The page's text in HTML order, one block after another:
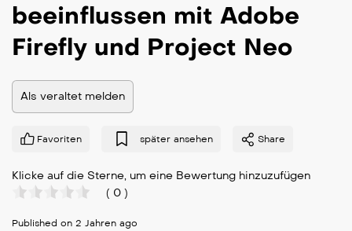
beeinflussen mit Adobe
Firefly und Project Neo
Als veraltet melden
Favoriten später ansehen Share
Klicke auf die Sterne, um eine Bewertung hinzuzufügen
( 0 )
Published on 2 Jahren ago